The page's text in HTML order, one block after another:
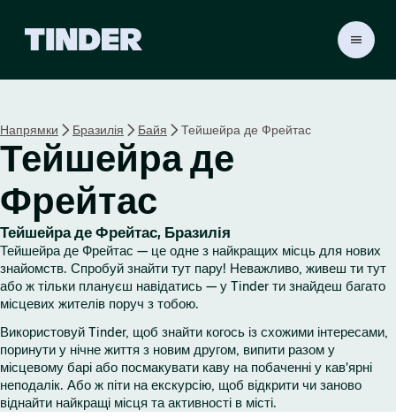
н
а
с
о
і
н
к
а
i
n
d
e
r
Напрямки Бразилія Байя Тейшейра де Фрейтас
Тейшейра де
Фрейтас
Тейшейра де Фрейтас, Бразилія
Тейшейра де Фрейтас — це одне з найкращих місць для нових
знайомств. Спробуй знайти тут пару! Неважливо, живеш ти тут
або ж тільки плануєш навідатись — у Tinder ти знайдеш багато
місцевих жителів поруч з тобою.
Використовуй Tinder, щоб знайти когось із схожими інтересами,
поринути у нічне життя з новим другом, випити разом у
місцевому барі або посмакувати каву на побаченні у кав'ярні
неподалік. Або ж піти на екскурсію, щоб відкрити чи заново
віднайти найкращі місця та активності в місті.